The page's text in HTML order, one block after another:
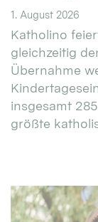
1. August 2026
Katholino
gleichzeitig
Übernahme
insgesamt
größte